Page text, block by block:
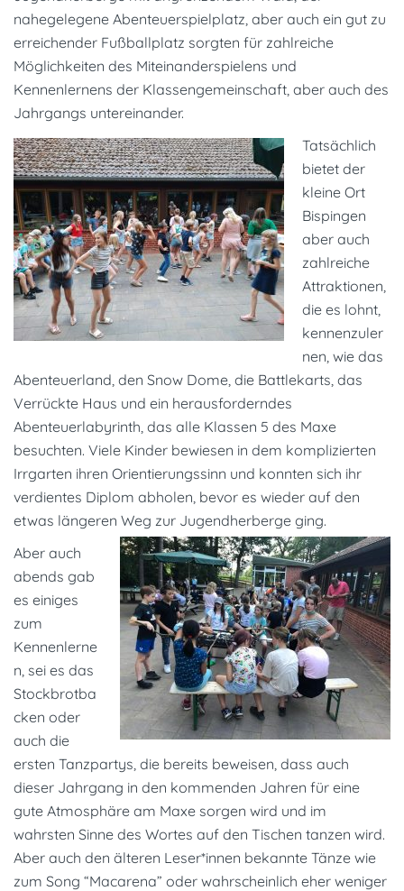
nahegelegene Abenteuerspielplatz, aber auch ein gut zu
erreichender Fußballplatz sorgten für zahlreiche
Möglichkeiten des Miteinanderspielens und
Kennenlernens der Klassengemeinschaft, aber auch des
Jahrgangs untereinander.
Tatsächlich
bietet der
kleine Ort
Bispingen
aber auch
zahlreiche
Attraktionen,
die es lohnt,
kennenzuler
nen, wie das
Abenteuerland, den Snow Dome, die Battlekarts, das
Verrückte Haus und ein herausforderndes
Abenteuerlabyrinth, das alle Klassen 5 des Maxe
besuchten. Viele Kinder bewiesen in dem komplizierten
Irrgarten ihren Orientierungssinn und konnten sich ihr
verdientes Diplom abholen, bevor es wieder auf den
etwas längeren Weg zur Jugendherberge ging.
Aber auch
abends gab
es einiges
zum
Kennenlerne
n, sei es das
Stockbrotba
cken oder
auch die
ersten Tanzpartys, die bereits beweisen, dass auch
dieser Jahrgang in den kommenden Jahren für eine
gute Atmosphäre am Maxe sorgen wird und im
wahrsten Sinne des Wortes auf den Tischen tanzen wird.
Aber auch den älteren Leser*innen bekannte Tänze wie
zum Song “Macarena” oder wahrscheinlich eher weniger